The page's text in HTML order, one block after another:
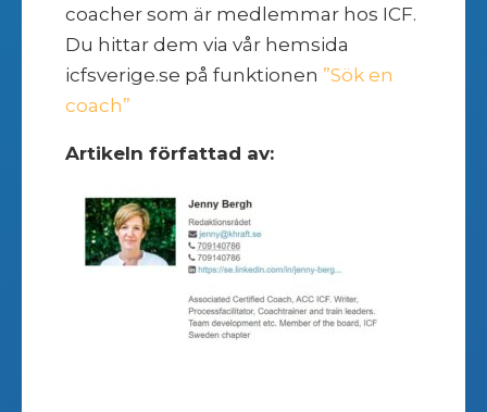
coacher som är medlemmar hos ICF.
Du hittar dem via vår hemsida
icfsverige.se på funktionen ”Sök en
coach”
Artikeln författad av: